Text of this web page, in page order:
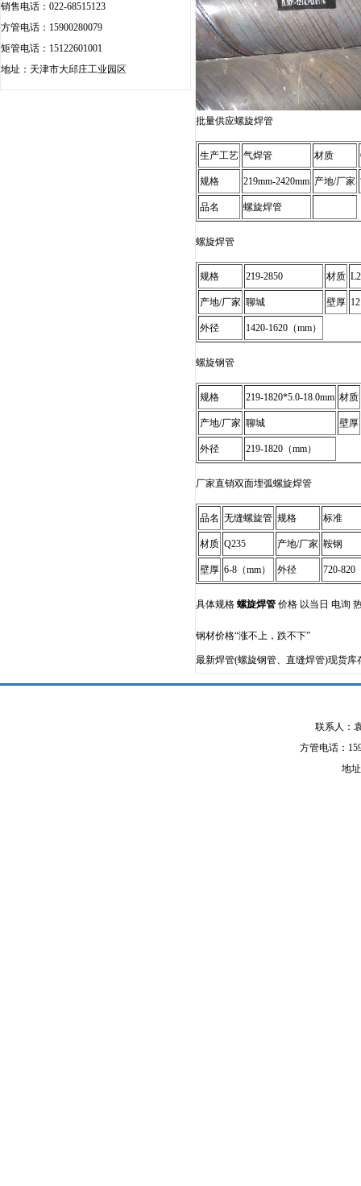
销售电话：022-68515123
方管电话：15900280079
矩管电话：15122601001
地址：天津市大邱庄工业园区
批量供应螺旋焊管
生产工艺 气焊管 材质
规格 219mm-2420mm 产地/厂家
品名 螺旋焊管
螺旋焊管
规格 219-2850 材质
产地/厂家 聊城 壁厚
外径 1420-1620（mm）
螺旋钢管
规格 219-1820*5.0-18.0mm 材质
产地/厂家 聊城 壁厚
外径 219-1820（mm）
厂家直销双面埋弧螺旋焊管
品名 无缝螺旋管 规格 标准
材质 Q235 产地/厂家 鞍钢
壁厚 6-8（mm） 外径 720-820
具体规格 螺旋焊管 价格 以当日 电询
钢材价格“涨不上，跌不下”
最新焊管(螺旋钢管、直缝焊管)现货库
联系人：
方管电话：
地